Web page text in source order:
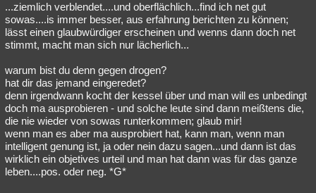
...ziemlich verblendet....und oberflächlich...find ich net gut
sowas....is immer besser, aus erfahrung berichten zu können;
lässt einen glaubwürdiger erscheinen und wenns dann doch net
stimmt, macht man sich nur lächerlich...
warum bist du denn gegen drogen?
hat dir das jemand eingeredet?
denn irgendwann kocht der kessel über und man will es unbedingt
doch ma ausprobieren - und solche leute sind dann meißtens die,
die nie wieder von sowas runterkommen; glaub mir!
wenn man es aber ma ausprobiert hat, kann man, wenn man
intelligent genung ist, ja oder nein dazu sagen...und dann ist das
wirklich ein objetives urteil und man hat dann was für das ganze
leben....pos. oder neg. *G*